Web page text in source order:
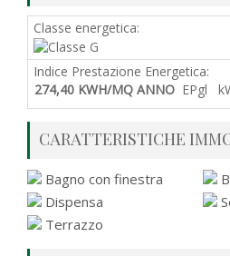
Classe energetica:
Indice Prestazione Energetica:
274,40 KWH/MQ ANNO EPgl
CARATTERISTICHE
Bagno con finestra
Dispensa
Terrazzo